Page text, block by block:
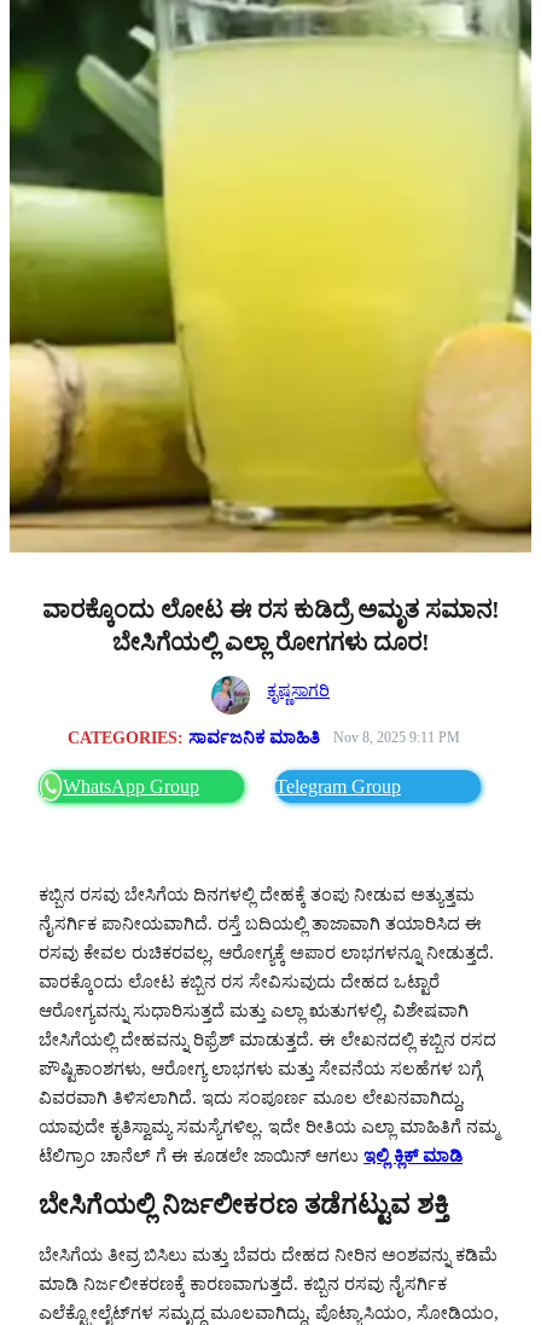
ವಾರಕ್ಕೊಂದು ಲೋಟ ಈ ರಸ ಕುಡಿದ್ರೆ ಅಮೃತ ಸಮಾನ!
ಬೇಸಿಗೆಯಲ್ಲಿ ಎಲ್ಲಾ ರೋಗಗಳು ದೂರ!
ಕೃಷ್ಣಸಾಗರಿ
CATEGORIES:ಸಾರ್ವಜನಿಕ ಮಾಹಿತಿ Nov 8, 2025 9:11 PM
WhatsApp Group Telegram Group
ಕಬ್ಬಿನ ರಸವು ಬೇಸಿಗೆಯ ದಿನಗಳಲ್ಲಿ ದೇಹಕ್ಕೆ ತಂಪು ನೀಡುವ ಅತ್ಯುತ್ತಮ
ನೈಸರ್ಗಿಕ ಪಾನೀಯವಾಗಿದೆ. ರಸ್ತೆ ಬದಿಯಲ್ಲಿ ತಾಜಾವಾಗಿ ತಯಾರಿಸಿದ ಈ
ರಸವು ಕೇವಲ ರುಚಿಕರವಲ್ಲ, ಆರೋಗ್ಯಕ್ಕೆ ಅಪಾರ ಲಾಭಗಳನ್ನೂ ನೀಡುತ್ತದೆ.
ವಾರಕ್ಕೊಂದು ಲೋಟ ಕಬ್ಬಿನ ರಸ ಸೇವಿಸುವುದು ದೇಹದ ಒಟ್ಟಾರೆ
ಆರೋಗ್ಯವನ್ನು ಸುಧಾರಿಸುತ್ತದೆ ಮತ್ತು ಎಲ್ಲಾ ಋತುಗಳಲ್ಲಿ, ವಿಶೇಷವಾಗಿ
ಬೇಸಿಗೆಯಲ್ಲಿ ದೇಹವನ್ನು ರಿಫ್ರೆಶ್ ಮಾಡುತ್ತದೆ. ಈ ಲೇಖನದಲ್ಲಿ ಕಬ್ಬಿನ ರಸದ
ಪೌಷ್ಟಿಕಾಂಶಗಳು, ಆರೋಗ್ಯ ಲಾಭಗಳು ಮತ್ತು ಸೇವನೆಯ ಸಲಹೆಗಳ ಬಗ್ಗೆ
ವಿವರವಾಗಿ ತಿಳಿಸಲಾಗಿದೆ. ಇದು ಸಂಪೂರ್ಣ ಮೂಲ ಲೇಖನವಾಗಿದ್ದು,
ಯಾವುದೇ ಕೃತಿಸ್ವಾಮ್ಯ ಸಮಸ್ಯೆಗಳಿಲ್ಲ. ಇದೇ ರೀತಿಯ ಎಲ್ಲಾ ಮಾಹಿತಿಗೆ ನಮ್ಮ
ಟೆಲಿಗ್ರಾಂ ಚಾನೆಲ್ ಗೆ ಈ ಕೂಡಲೇ ಜಾಯಿನ್ ಆಗಲು ಇಲ್ಲಿ ಕ್ಲಿಕ್ ಮಾಡಿ
ಬೇಸಿಗೆಯಲ್ಲಿ ನಿರ್ಜಲೀಕರಣ ತಡೆಗಟ್ಟುವ ಶಕ್ತಿ
ಬೇಸಿಗೆಯ ತೀವ್ರ ಬಿಸಿಲು ಮತ್ತು ಬೆವರು ದೇಹದ ನೀರಿನ ಅಂಶವನ್ನು ಕಡಿಮೆ
ಮಾಡಿ ನಿರ್ಜಲೀಕರಣಕ್ಕೆ ಕಾರಣವಾಗುತ್ತದೆ. ಕಬ್ಬಿನ ರಸವು ನೈಸರ್ಗಿಕ
ಎಲೆಕ್ಟ್ರೋಲೈಟ್‌ಗಳ ಸಮೃದ್ಧ ಮೂಲವಾಗಿದ್ದು, ಪೊಟ್ಯಾಸಿಯಂ, ಸೋಡಿಯಂ,